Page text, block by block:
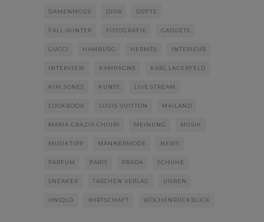
DAMENMODE DIOR DÜFTE
FALL-WINTER FOTOGRAFIE GADGETS
GUCCI HAMBURG HERMÈS INTERIEUR
INTERVIEW KAMPAGNE KARL LAGERFELD
KIM JONES KUNST LIVE STREAM
LOOKBOOK LOUIS VUITTON MAILAND
MARIA GRAZIA CHIURI MEINUNG MUSIK
MUSIKTIPP MÄNNERMODE NEWS
PARFUM PARIS PRADA SCHUHE
SNEAKER TASCHEN VERLAG UHREN
UNIQLO WIRTSCHAFT WOCHENRÜCKBLICK